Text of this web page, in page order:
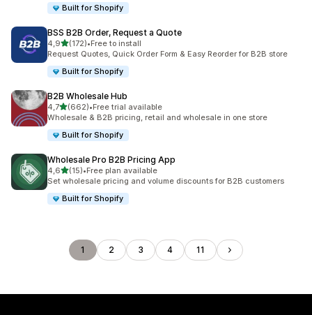
Built for Shopify
BSS B2B Order, Request a Quote
4,9z 5 hvězd
(172)
Celkový počet recenzí: 172
•Free to install
Request Quotes, Quick Order Form & Easy Reorder for B2B store
Built for Shopify
B2B Wholesale Hub
4,7z 5 hvězd
(662)
Celkový počet recenzí: 662
•Free trial available
Wholesale & B2B pricing, retail and wholesale in one store
Built for Shopify
Wholesale Pro B2B Pricing App
4,6z 5 hvězd
(15)
Celkový počet recenzí: 15
•Free plan available
Set wholesale pricing and volume discounts for B2B customers
Built for Shopify
1 2 3 4 11